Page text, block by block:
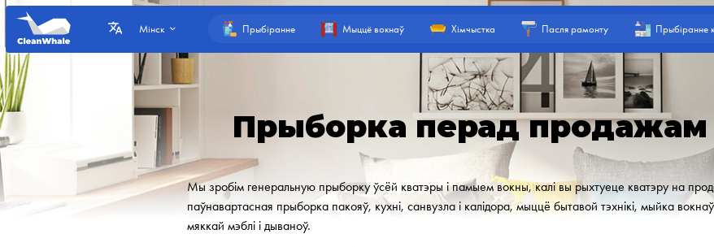
Мінск Прыбіранне Мыццё вокнаў Хімчыстка Пасля рамонту Прыбіранне
Прыборка перад продажам
Мы зробім генеральную прыборку ўсёй кватэры і памыем вокны, калі вы рыхтуеце кватэру на
паўнавартасная прыборка пакояў, кухні, санвузла і калідора, мыццё бытавой тэхнікі, мыйка
мяккай мэблі і дываноў.